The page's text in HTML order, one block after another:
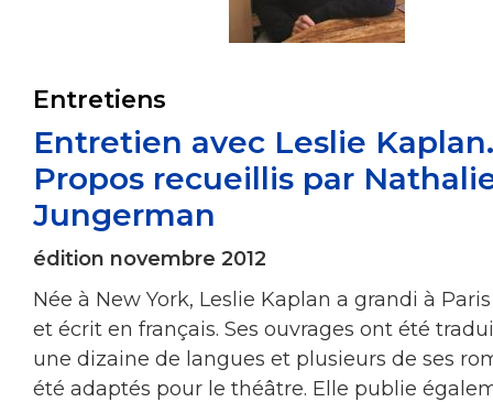
Entretiens
Entretien avec Leslie Kaplan.
Propos recueillis par
Jungerman
édition novembre 2012
Née à New York, Leslie Kaplan a grandi à
et écrit en français. Ses ouvrages ont été
une dizaine de langues et plusieurs de ses
été adaptés pour le théâtre. Elle publie